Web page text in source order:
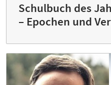
Schulbuch des
– Epochen und